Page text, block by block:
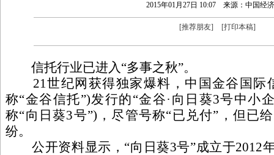
2015年01月27日 10:07 来源：中国经
[推荐朋友] [打印本稿]
信托行业已进入“多事之秋”。
21世纪网获得独家爆料，中国金谷国际
称“金谷信托”)发行的“金谷·向日葵3号中小
称“向日葵3号”)，尽管号称“已兑付”，但已
纷。
公开资料显示，“向日葵3号”成立于2012